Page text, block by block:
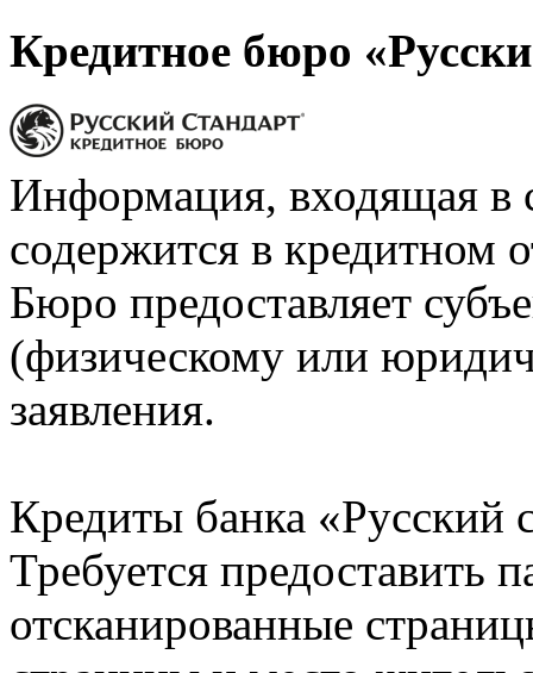
Кредитное бюро
Информация, входящая в
содержится в кредитном
Бюро предоставляет
(физическому или
заявления.
Кредиты банка «Русский
Требуется предоставить
отсканированные